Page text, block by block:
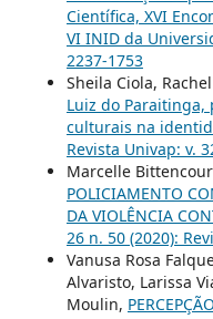
Científica, XVI
VI INID da
2237-1753
Sheila Ciola,
Luiz do Paraitinga,
culturais na
Revista Univap: v.
Marcelle
POLICIAMENTO
DA VIOLÊNCIA
26 n. 50 (2020):
Vanusa Rosa
Alvaristo, Larissa
Moulin,